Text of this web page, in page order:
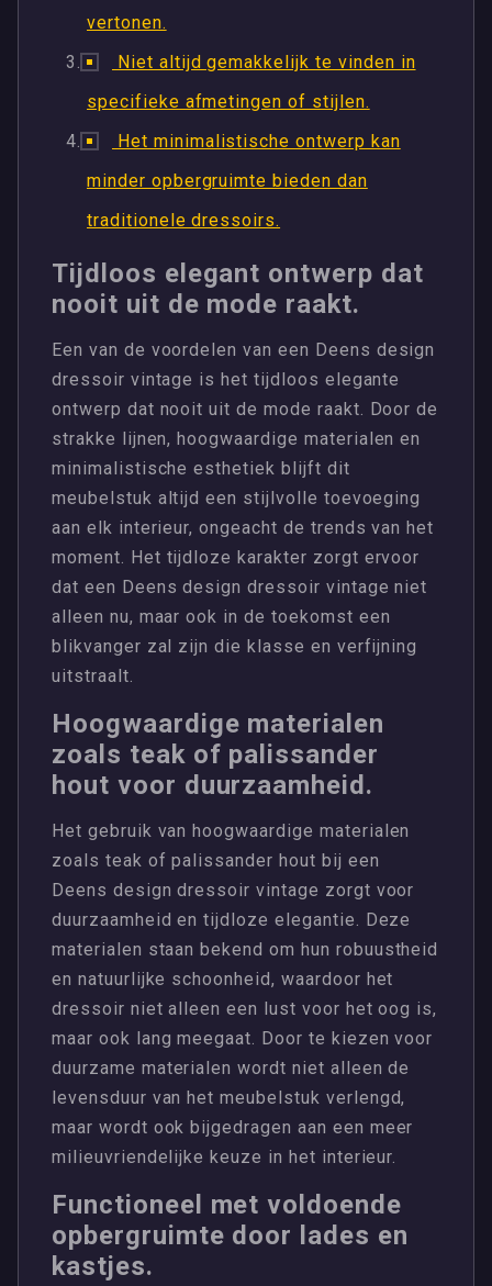
vertonen.
Niet altijd gemakkelijk te vinden in
specifieke afmetingen of stijlen.
Het minimalistische ontwerp kan
minder opbergruimte bieden dan
traditionele dressoirs.
Tijdloos elegant ontwerp dat
nooit uit de mode raakt.
Een van de voordelen van een Deens design
dressoir vintage is het tijdloos elegante
ontwerp dat nooit uit de mode raakt. Door de
strakke lijnen, hoogwaardige materialen en
minimalistische esthetiek blijft dit
meubelstuk altijd een stijlvolle toevoeging
aan elk interieur, ongeacht de trends van het
moment. Het tijdloze karakter zorgt ervoor
dat een Deens design dressoir vintage niet
alleen nu, maar ook in de toekomst een
blikvanger zal zijn die klasse en verfijning
uitstraalt.
Hoogwaardige materialen
zoals teak of palissander
hout voor duurzaamheid.
Het gebruik van hoogwaardige materialen
zoals teak of palissander hout bij een
Deens design dressoir vintage zorgt voor
duurzaamheid en tijdloze elegantie. Deze
materialen staan bekend om hun robuustheid
en natuurlijke schoonheid, waardoor het
dressoir niet alleen een lust voor het oog is,
maar ook lang meegaat. Door te kiezen voor
duurzame materialen wordt niet alleen de
levensduur van het meubelstuk verlengd,
maar wordt ook bijgedragen aan een meer
milieuvriendelijke keuze in het interieur.
Functioneel met voldoende
opbergruimte door lades en
kastjes.